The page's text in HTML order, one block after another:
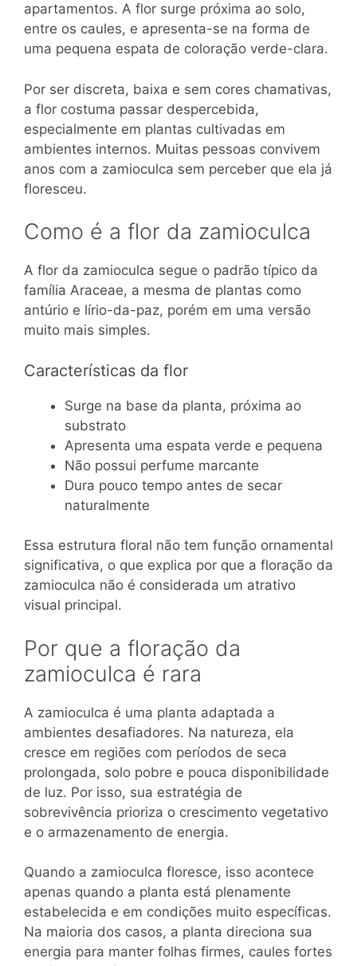
apartamentos. A flor surge próxima ao solo,
entre os caules, e apresenta-se na forma de
uma pequena espata de coloração verde-clara.
Por ser discreta, baixa e sem cores chamativas,
a flor costuma passar despercebida,
especialmente em plantas cultivadas em
ambientes internos. Muitas pessoas convivem
anos com a zamioculca sem perceber que ela já
floresceu.
Como é a flor da zamioculca
A flor da zamioculca segue o padrão típico da
família Araceae, a mesma de plantas como
antúrio e lírio-da-paz, porém em uma versão
muito mais simples.
Características da flor
Surge na base da planta, próxima ao
substrato
Apresenta uma espata verde e pequena
Não possui perfume marcante
Dura pouco tempo antes de secar
naturalmente
Essa estrutura floral não tem função ornamental
significativa, o que explica por que a floração da
zamioculca não é considerada um atrativo
visual principal.
Por que a floração da
zamioculca é rara
A zamioculca é uma planta adaptada a
ambientes desafiadores. Na natureza, ela
cresce em regiões com períodos de seca
prolongada, solo pobre e pouca disponibilidade
de luz. Por isso, sua estratégia de
sobrevivência prioriza o crescimento vegetativo
e o armazenamento de energia.
Quando a zamioculca floresce, isso acontece
apenas quando a planta está plenamente
estabelecida e em condições muito específicas.
Na maioria dos casos, a planta direciona sua
energia para manter folhas firmes, caules fortes